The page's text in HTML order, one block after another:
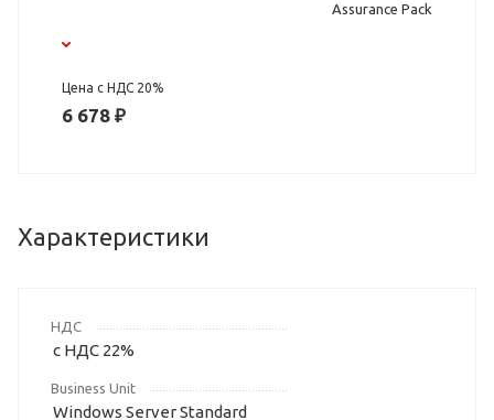
Assurance Pack
Цена с НДС 20%
6 678 ₽
Характеристики
НДС
с НДС 22%
Business Unit
Windows Server Standard